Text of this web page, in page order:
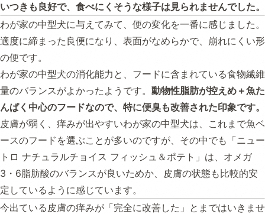
いつきも良好で、食べにくそうな様子は見られませんでした。
わが家の中型犬に与えてみて、便の変化を一番に感じました。
適度に締まった良便になり、表面がなめらかで、崩れにくい形
の便です。
わが家の中型犬の消化能力と、フードに含まれている食物繊維
量のバランスがよかったようです。 動物性脂肪が控えめ＋魚た
んぱく中心のフードなので、特に便臭も改善された印象です。
皮膚が弱く、痒みが出やすいわが家の中型犬は、これまで魚ベ
ースのフードを選ぶことが多いのですが、その中でも「ニュー
トロ ナチュラルチョイス フィッシュ＆ポテト」は、オメガ
3・6脂肪酸のバランスが良いためか、皮膚の状態も比較的安
定しているように感じています。
今出ている皮膚の痒みが「完全に改善した」とまではいきませ